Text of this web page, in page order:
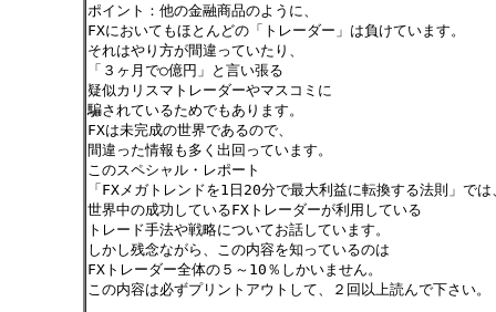
ポイント：他の金融商品のように、
FXにおいてもほとんどの「トレーダー」は負けています。
それはやり方が間違っていたり、
「３ヶ月で○億円」と言い張る
疑似カリスマトレーダーやマスコミに
騙されているためでもあります。
FXは未完成の世界であるので、
間違った情報も多く出回っています。
このスペシャル・レポート
「FXメガトレンドを1日20分で最大利益に転換する法則」では
世界中の成功しているFXトレーダーが利用している
トレード手法や戦略についてお話しています。
しかし残念ながら、この内容を知っているのは
FXトレーダー全体の５～10％しかいません。
この内容は必ずプリントアウトして、２回以上読んで下さい。